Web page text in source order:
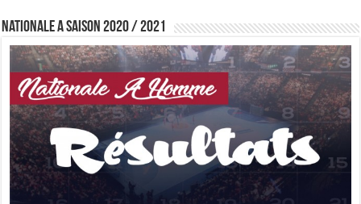
Nationale A saison 2020 / 2021